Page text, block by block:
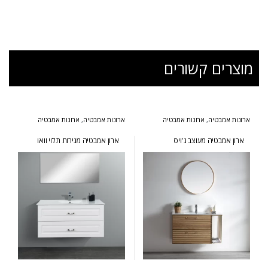
מוצרים קשורים
ארונות אמבטיה, ארונות אמבטיה
ארון אמבטיה מעוצב ג'ויס
ארונות אמבטיה, ארונות אמבטיה
ארון אמבטיה מגירות תלוי וואו